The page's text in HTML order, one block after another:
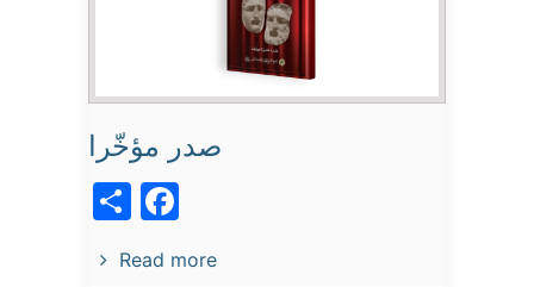
صدر مؤخّرا
Read more